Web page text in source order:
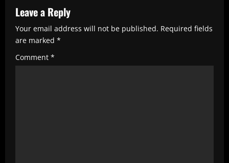
e
R
e
a
Leave a Reply
Your email address will not be published. Required fields
are marked *
Comment *